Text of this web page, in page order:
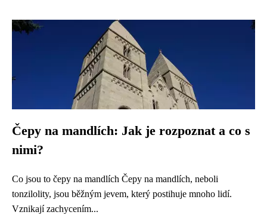
Čepy na mandlích: Jak je rozpoznat a co s
nimi?
Co jsou to čepy na mandlích Čepy na mandlích, neboli
tonzilolity, jsou běžným jevem, který postihuje mnoho lidí.
Vznikají zachycením...